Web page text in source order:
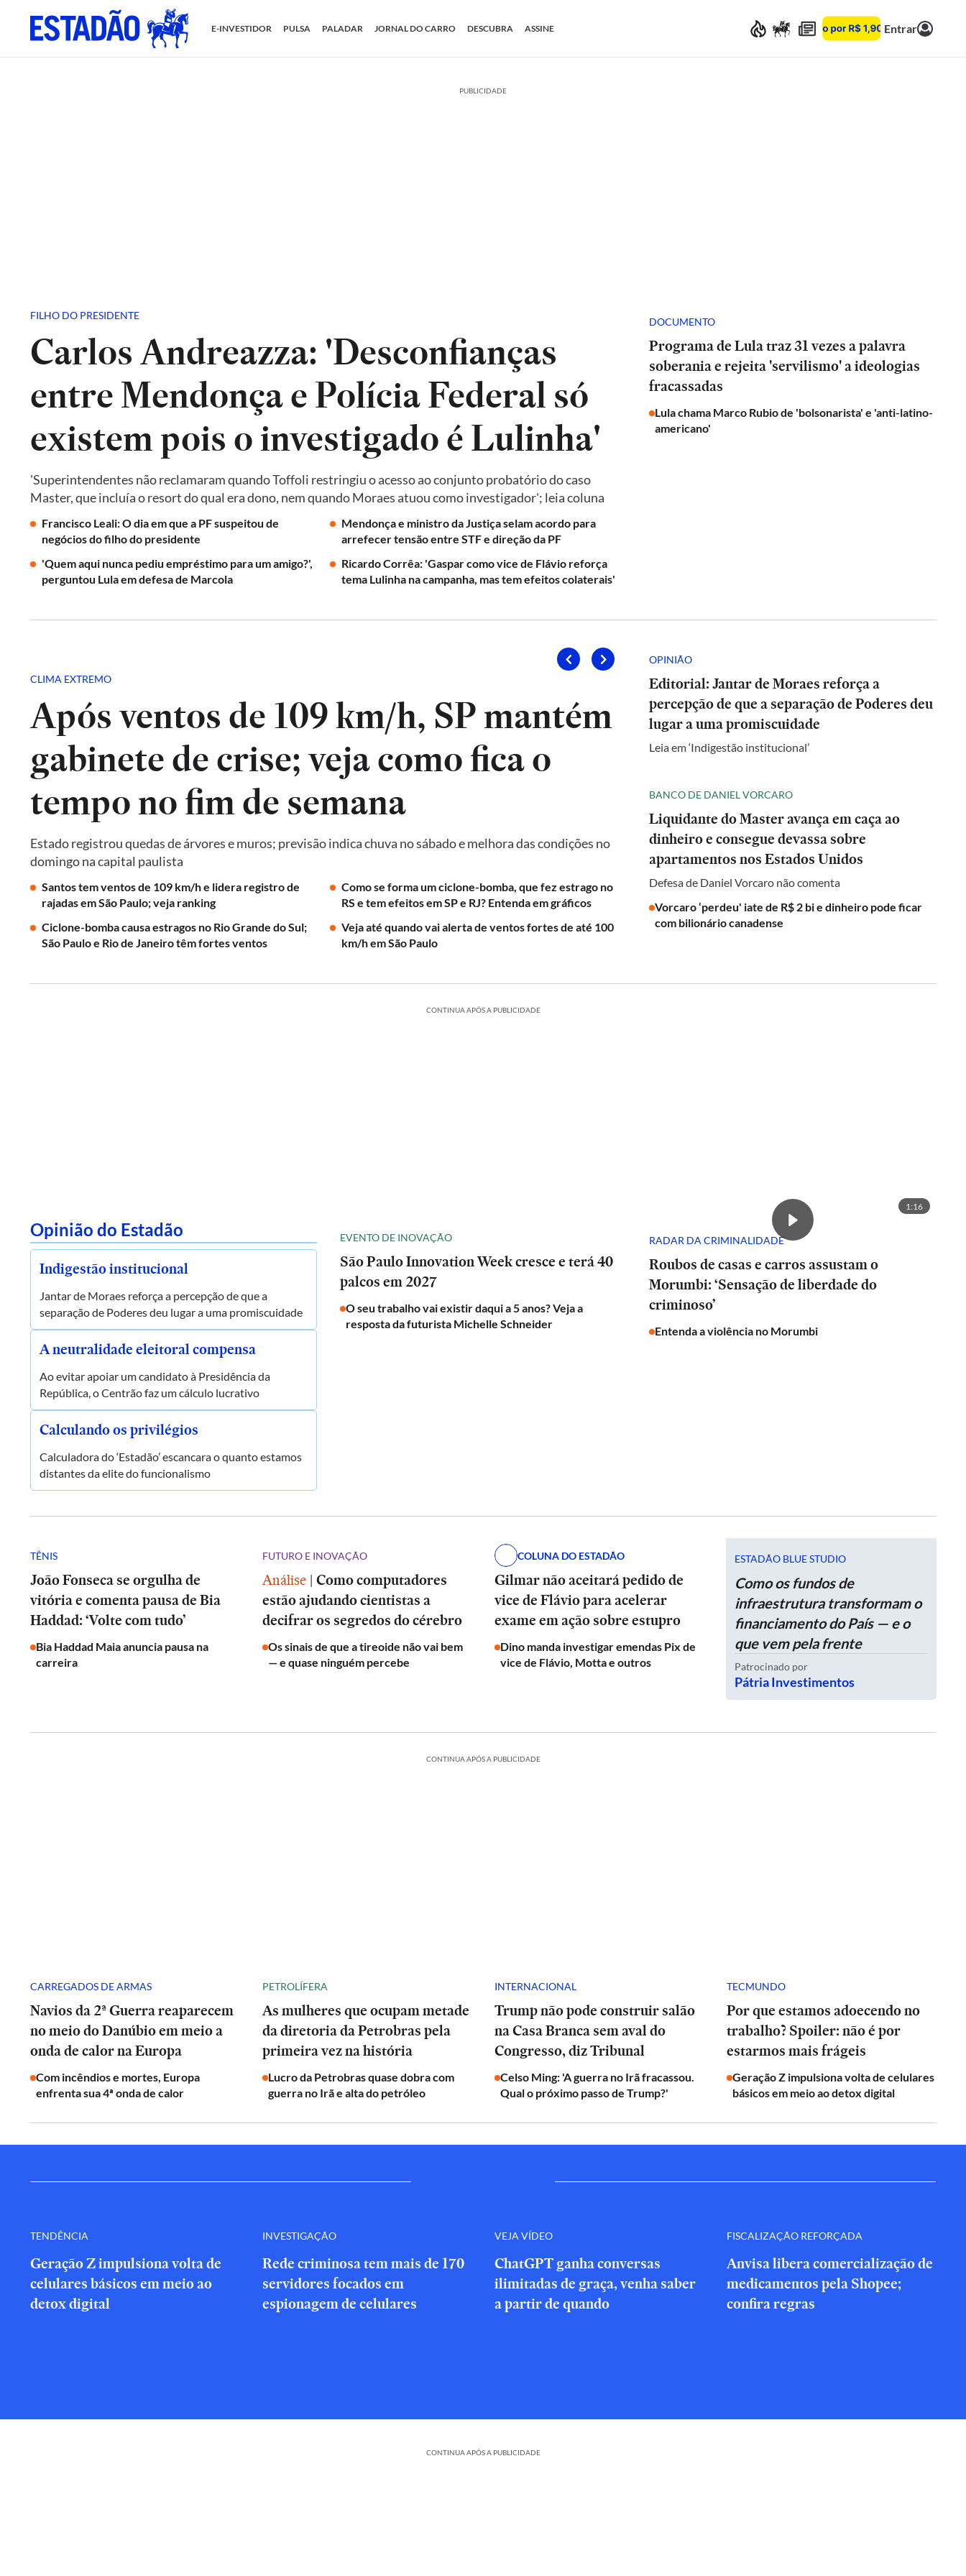
E-INVESTIDOR PULSA PALADAR JORNAL DO CARRO DESCUBRA ASSINE Entrar
PUBLICIDADE
FILHO DO PRESIDENTE
Carlos Andreazza: 'Desconfianças
entre Mendonça e Polícia Federal só
existem pois o investigado é Lulinha'
'Superintendentes não reclamaram quando Toffoli restringiu o acesso ao conjunto probatório do caso
Master, que incluía o resort do qual era dono, nem quando Moraes atuou como investigador'; leia coluna
Francisco Leali: O dia em que a PF suspeitou de
negócios do filho do presidente
Mendonça e ministro da Justiça selam acordo para
arrefecer tensão entre STF e direção da PF
'Quem aqui nunca pediu empréstimo para um amigo?',
perguntou Lula em defesa de Marcola
Ricardo Corrêa: 'Gaspar como vice de Flávio reforça
tema Lulinha na campanha, mas tem efeitos colaterais'
DOCUMENTO
Programa de Lula traz 31 vezes a palavra
soberania e rejeita 'servilismo' a ideologias
fracassadas
Lula chama Marco Rubio de 'bolsonarista' e 'anti-latino-
americano'
CLIMA EXTREMO
Após ventos de 109 km/h, SP mantém
gabinete de crise; veja como fica o
tempo no fim de semana
Estado registrou quedas de árvores e muros; previsão indica chuva no sábado e melhora das condições no
domingo na capital paulista
Santos tem ventos de 109 km/h e lidera registro de
rajadas em São Paulo; veja ranking
Como se forma um ciclone-bomba, que fez estrago no
RS e tem efeitos em SP e RJ? Entenda em gráficos
Ciclone-bomba causa estragos no Rio Grande do Sul;
São Paulo e Rio de Janeiro têm fortes ventos
Veja até quando vai alerta de ventos fortes de até 100
km/h em São Paulo
OPINIÃO
Editorial: Jantar de Moraes reforça a
percepção de que a separação de Poderes deu
lugar a uma promiscuidade
Leia em ‘Indigestão institucional’
BANCO DE DANIEL VORCARO
Liquidante do Master avança em caça ao
dinheiro e consegue devassa sobre
apartamentos nos Estados Unidos
Defesa de Daniel Vorcaro não comenta
Vorcaro ‘perdeu' iate de R$ 2 bi e dinheiro pode ficar
com bilionário canadense
CONTINUA APÓS A PUBLICIDADE
Opinião do Estadão
Indigestão institucional
Jantar de Moraes reforça a percepção de que a
separação de Poderes deu lugar a uma promiscuidade
A neutralidade eleitoral compensa
Ao evitar apoiar um candidato à Presidência da
República, o Centrão faz um cálculo lucrativo
Calculando os privilégios
Calculadora do ‘Estadão’ escancara o quanto estamos
distantes da elite do funcionalismo
EVENTO DE INOVAÇÃO
São Paulo Innovation Week cresce e terá 40
palcos em 2027
O seu trabalho vai existir daqui a 5 anos? Veja a
resposta da futurista Michelle Schneider
1:16
RADAR DA CRIMINALIDADE
Roubos de casas e carros assustam o
Morumbi: ‘Sensação de liberdade do
criminoso’
Entenda a violência no Morumbi
TÊNIS
João Fonseca se orgulha de
vitória e comenta pausa de Bia
Haddad: ‘Volte com tudo’
Bia Haddad Maia anuncia pausa na
carreira
FUTURO E INOVAÇÃO
Análise | Como computadores
estão ajudando cientistas a
decifrar os segredos do cérebro
Os sinais de que a tireoide não vai bem
— e quase ninguém percebe
COLUNA DO ESTADÃO
Gilmar não aceitará pedido de
vice de Flávio para acelerar
exame em ação sobre estupro
Dino manda investigar emendas Pix de
vice de Flávio, Motta e outros
ESTADÃO BLUE STUDIO
Como os fundos de
infraestrutura transformam o
financiamento do País — e o
que vem pela frente
Patrocinado por
Pátria Investimentos
CONTINUA APÓS A PUBLICIDADE
CARREGADOS DE ARMAS
Navios da 2ª Guerra reaparecem
no meio do Danúbio em meio a
onda de calor na Europa
Com incêndios e mortes, Europa
enfrenta sua 4ª onda de calor
PETROLÍFERA
As mulheres que ocupam metade
da diretoria da Petrobras pela
primeira vez na história
Lucro da Petrobras quase dobra com
guerra no Irã e alta do petróleo
INTERNACIONAL
Trump não pode construir salão
na Casa Branca sem aval do
Congresso, diz Tribunal
Celso Ming: 'A guerra no Irã fracassou.
Qual o próximo passo de Trump?'
TECMUNDO
Por que estamos adoecendo no
trabalho? Spoiler: não é por
estarmos mais frágeis
Geração Z impulsiona volta de celulares
básicos em meio ao detox digital
TENDÊNCIA
Geração Z impulsiona volta de
celulares básicos em meio ao
detox digital
INVESTIGAÇÃO
Rede criminosa tem mais de 170
servidores focados em
espionagem de celulares
VEJA VÍDEO
ChatGPT ganha conversas
ilimitadas de graça, venha saber
a partir de quando
FISCALIZAÇÃO REFORÇADA
Anvisa libera comercialização de
medicamentos pela Shopee;
confira regras
CONTINUA APÓS A PUBLICIDADE